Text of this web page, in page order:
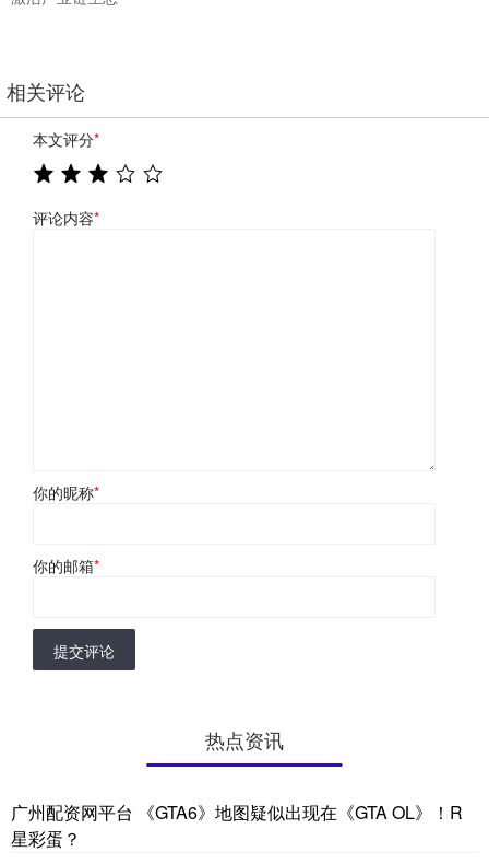
相关评论
本文评分*
评论内容*
你的昵称*
你的邮箱*
提交评论
热点资讯
广州配资网平台 《GTA6》地图疑似出现在《GTA OL》！R
星彩蛋？